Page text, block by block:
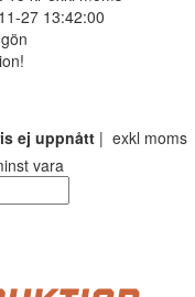
27 13:42:00
ej uppnått | exkl moms
vara